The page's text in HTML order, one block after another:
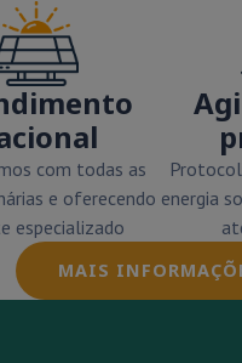
com todas as
e oferecendo
especializado
energia
MAIS